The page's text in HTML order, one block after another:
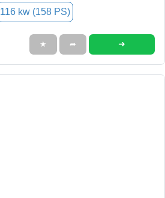
116 kw (158 PS)
★ ➦ ➜